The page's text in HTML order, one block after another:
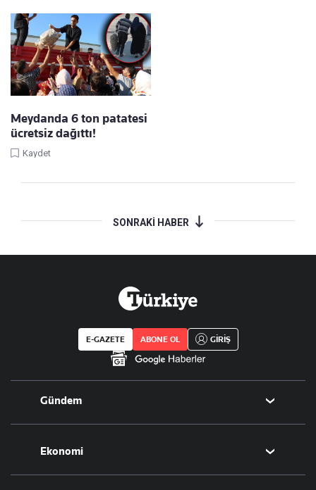
Meydanda 6 ton patatesi
ücretsiz dağıttı!
Kaydet
SONRAKİ HABER
E-GAZETE ABONE OL GİRİŞ
Gündem
Eğitim
Ekonomi